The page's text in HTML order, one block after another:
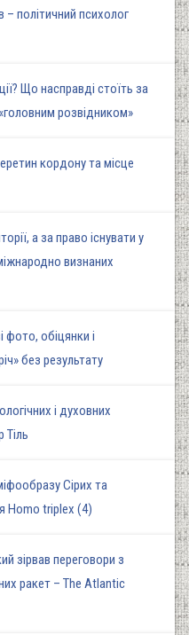
– політичний психолог
Що насправді стоїть за
розвідником»
кордону та місце
а за право існувати у
визнаних
фото, обіцянки і
без результату
і духовних
Тіль
Сірих та
Homo triplex (4)
зірвав переговори з
ракет – The Atlantic